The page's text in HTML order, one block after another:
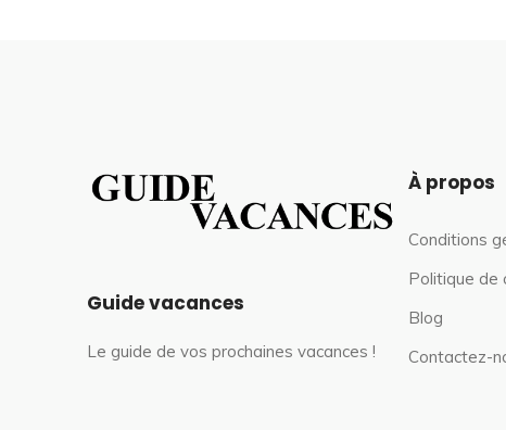
Guide vacances
Le guide de vos prochaines vacances !
À propos
Conditions
Politique de
Blog
Contactez-